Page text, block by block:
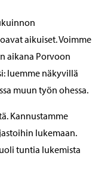
aikuiset. Voimme
aikana Porvoon
luemme näkyvillä
muun työn ohessa.
Kannustamme
lukemaan.
tuntia lukemista